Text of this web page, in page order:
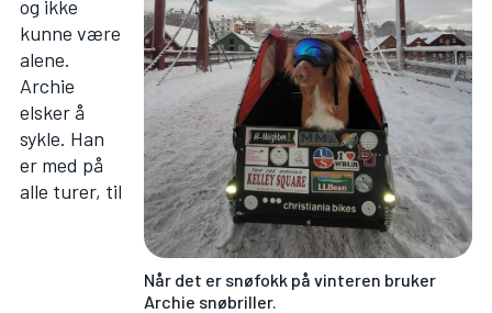
Når det er snøfokk på vinteren bruker
Archie snøbriller.
og ikke
kunne være
alene.
Archie
elsker å
sykle. Han
er med på
alle turer, til